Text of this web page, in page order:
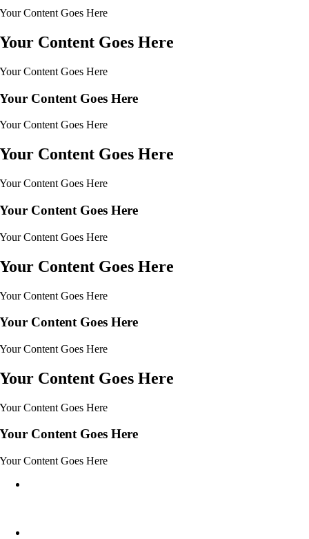
Your Content Goes Here
Your Content Goes Here
Your Content Goes Here
Your Content Goes Here
Your Content Goes Here
Your Content Goes Here
Your Content Goes Here
Your Content Goes Here
Your Content Goes Here
Your Content Goes Here
Your Content Goes Here
Your Content Goes Here
Your Content Goes Here
Your Content Goes Here
Your Content Goes Here
Your Content Goes Here
Your Content Goes Here